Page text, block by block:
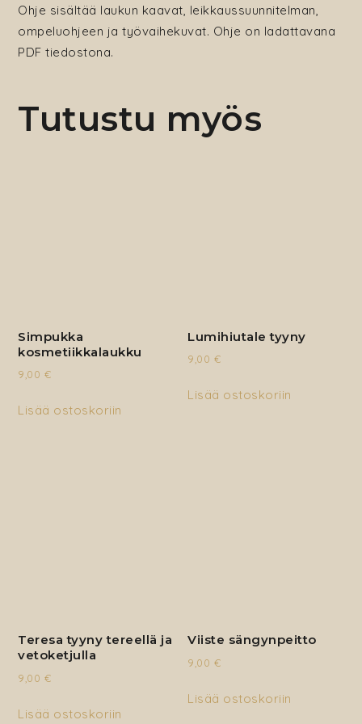
Ohje sisältää laukun kaavat, leikkaussuunnitelman,
ompeluohjeen ja työvaihekuvat. Ohje on ladattavana
PDF tiedostona.
Tutustu myös
Simpukka
kosmetiikkalaukku
9,00 €
Lisää ostoskoriin
Lumihiutale tyyny
9,00 €
Lisää ostoskoriin
Teresa tyyny tereellä ja
vetoketjulla
9,00 €
Lisää ostoskoriin
Viiste sängynpeitto
9,00 €
Lisää ostoskoriin